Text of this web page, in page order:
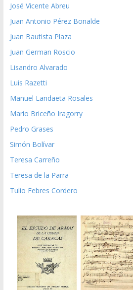
José Vicente Abreu
Juan Antonio Pérez Bonalde
Juan Bautista Plaza
Juan German Roscio
Lisandro Alvarado
Luis Razetti
Manuel Landaeta Rosales
Mario Briceño Iragorry
Pedro Grases
Simón Bolívar
Teresa Carreño
Teresa de la Parra
Tulio Febres Cordero